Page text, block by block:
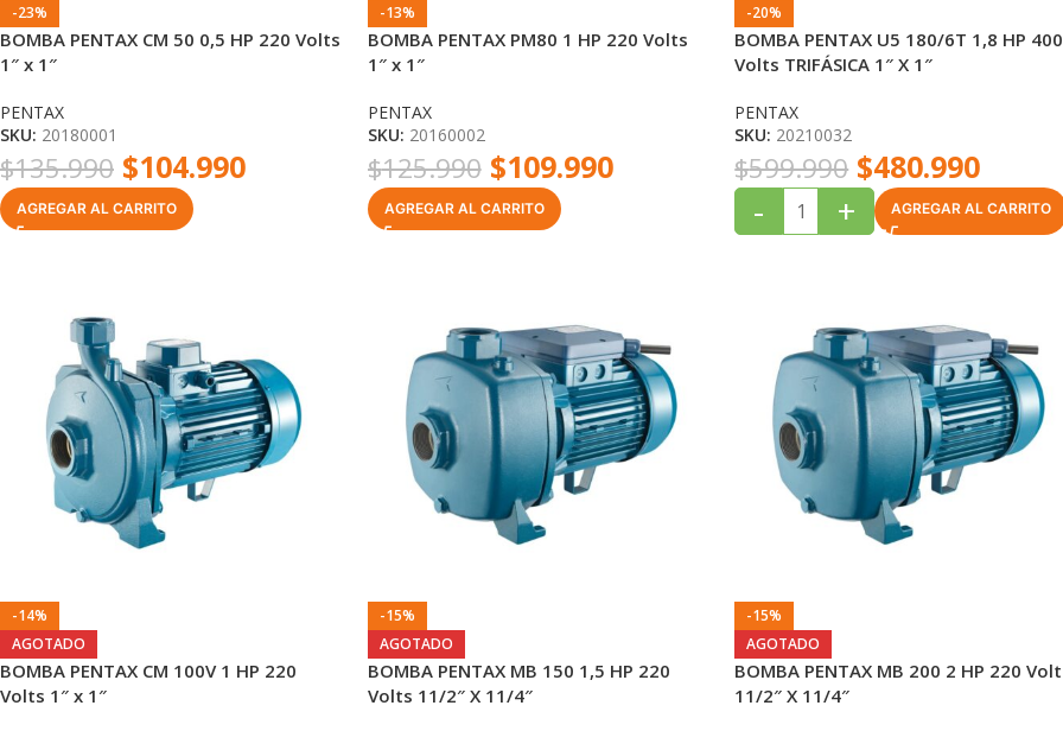
-23%
BOMBA PENTAX CM 50 0,5 HP 220 Volts
1″ x 1″
PENTAX
SKU: 20180001
$135.990 $104.990
AGREGAR AL CARRITO
-13%
BOMBA PENTAX PM80 1 HP 220 Volts
1″ x 1″
PENTAX
SKU: 20160002
$125.990 $109.990
AGREGAR AL CARRITO
-20%
BOMBA PENTAX U5 180/6T 1,8 HP 400
Volts TRIFÁSICA 1″ X 1″
PENTAX
SKU: 20210032
$599.990 $480.990
- + AGREGAR AL CARRITO
-14%
AGOTADO
BOMBA PENTAX CM 100V 1 HP 220
Volts 1″ x 1″
-15%
AGOTADO
BOMBA PENTAX MB 150 1,5 HP 220
Volts 11/2″ X 11/4″
-15%
AGOTADO
BOMBA PENTAX MB 200 2 HP 220
11/2″ X 11/4″